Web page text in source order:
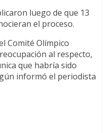
luego de que 13
el proceso.
Comité Olímpico
al respecto,
que habría sido
informó el periodista